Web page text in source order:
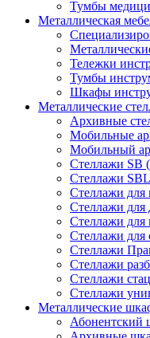
Тумбы
Металлическая
Тележки
Тумбы
Шкафы
Металлические
Архивные
Мобильные
Мобильный
Стеллажи SB
Стеллажи
Стеллажи для
Стеллажи для
Стеллажи для
Стеллажи для
Стеллажи
Стеллажи
Стеллажи
Стеллажи
Металлические
Абонентский